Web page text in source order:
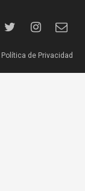
Política de Privacidad